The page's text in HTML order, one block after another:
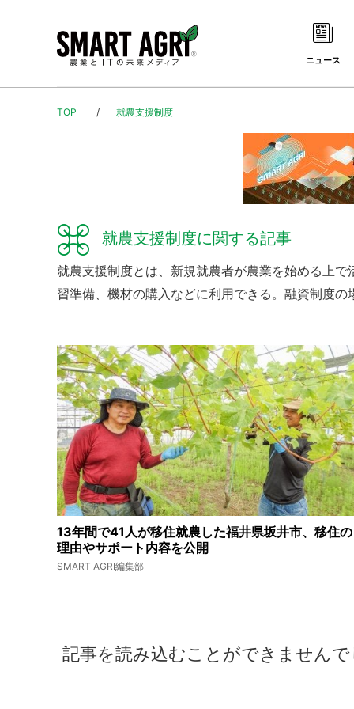
ニュース
TOP 就農支援制度
就農支援制度に関する記事
就農支援制度とは、新規就農者が農業を始める上
習準備、機材の購入などに利用できる。融資制度
13年間で41人が移住就農した福井県坂井市、移住の
理由やサポート内容を公開
SMART AGRI編集部
記事を読み込むことができません